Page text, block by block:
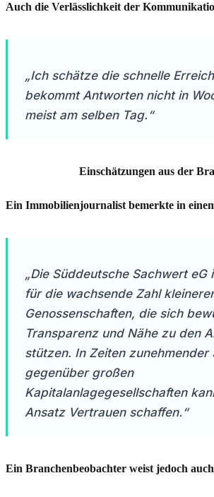
Auch die Verlässlichkeit der
„Ich schätze die schnelle
bekommt Antworten nicht in
meist am selben Tag.“
Einschätzungen aus der
Ein Immobilienjournalist bemerkte in
„Die Süddeutsche Sachwert eG
für die wachsende Zahl kleinerer
Genossenschaften, die sich
Transparenz und Nähe zu den
stützen. In Zeiten zunehmender
gegenüber großen
Kapitalanlagegesellschaften
Ansatz Vertrauen schaffen.“
Ein Branchenbeobachter weist jedoch